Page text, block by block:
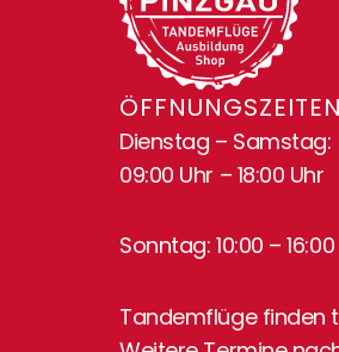
ÖFFNUNGSZEITEN
Dienstag – Samstag:
09:00 Uhr – 18:00 Uhr
Sonntag: 10:00 –
Tandemflüge finden